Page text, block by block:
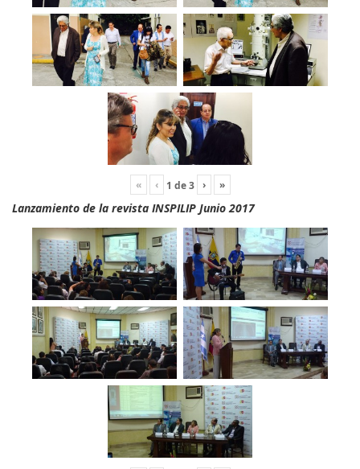
« ‹ 1 de3 › »
Lanzamiento de la revista INSPILIP Junio 2017